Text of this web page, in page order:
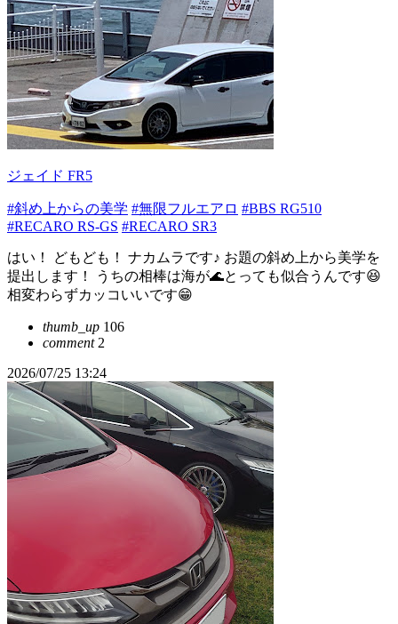
ジェイド FR5
#斜め上からの美学 #無限フルエアロ #BBS RG510
#RECARO RS-GS #RECARO SR3
はい！ どもども！ ナカムラです♪ お題の斜め上から美学を
提出します！ うちの相棒は海が🌊とっても似合うんです😆
相変わらずカッコいいです😁
thumb_up 106
comment2
2026/07/25 13:24